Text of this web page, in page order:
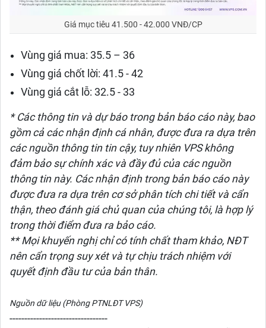
Giá mục tiêu 41.500 - 42.000 VNĐ/CP
Vùng giá mua: 35.5 – 36
Vùng giá chốt lời: 41.5 - 42
Vùng giá cắt lỗ: 32.5 - 33
* Các thông tin và dự báo trong bản báo cáo này, bao
gồm cả các nhận định cá nhân, được đưa ra dựa trên
các nguồn thông tin tin cậy, tuy nhiên VPS không
đảm bảo sự chính xác và đầy đủ của các nguồn
thông tin này. Các nhận định trong bản báo cáo này
được đưa ra dựa trên cơ sở phân tích chi tiết và cẩn
thận, theo đánh giá chủ quan của chúng tôi, là hợp lý
trong thời điểm đưa ra bảo cáo.
** Mọi khuyến nghị chỉ có tính chất tham khảo, NĐT
nên cẩn trọng suy xét và tự chịu trách nhiệm với
quyết định đầu tư của bản thân.
Nguồn dữ liệu (Phòng PTNLĐT VPS)
---------------------------------